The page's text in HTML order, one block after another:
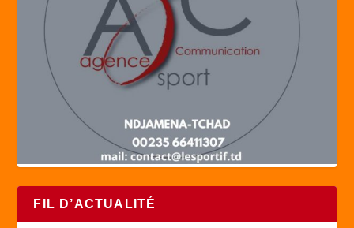
FIL D’ACTUALITÉ